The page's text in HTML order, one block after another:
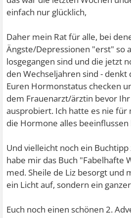
einfach nur glücklich,
Daher mein Rat für alle, bei
Ängste/Depressionen "erst" so
losgegangen sind und die jetzt
den Wechseljahren sind - denkt
Euren Hormonstatus checken
dem Frauenarzt/ärztin bevor
ausprobiert. Ich hatte es nie für
die Hormone alles beeinflussen
Und vielleicht noch ein Buchtipp
habe mir das Buch "Fabelhafte
med. Sheile de Liz besorgt und
ein Licht auf, sondern ein
Euch noch einen schönen 2.